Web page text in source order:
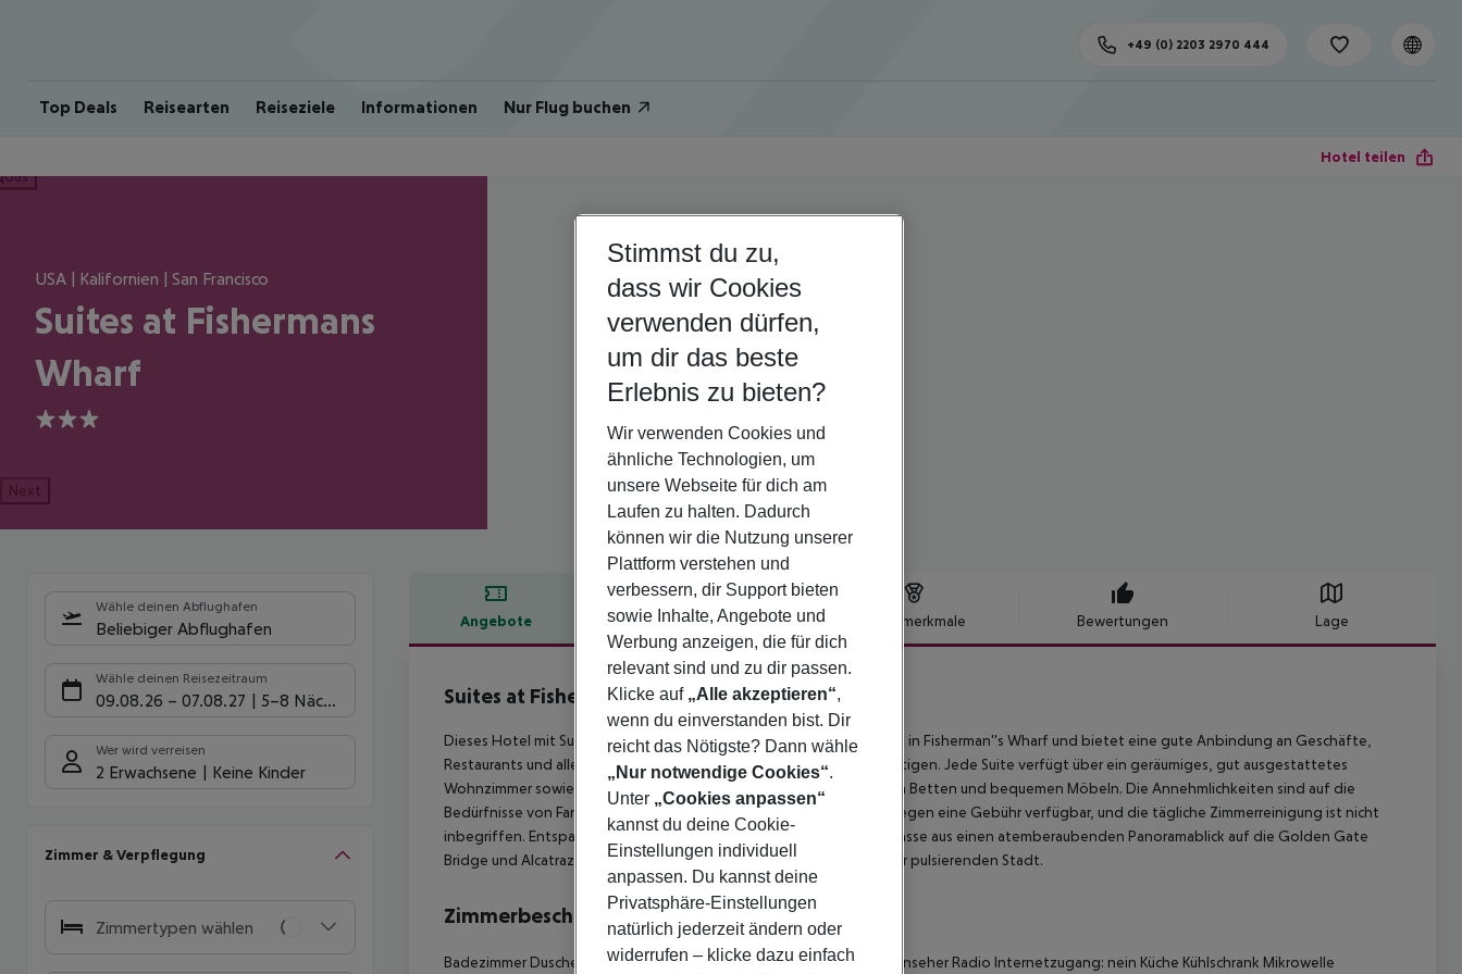
Top Deals Reisearten Reiseziele Informationen Nur Flug buchen
+49 (0) 2203 2970 444
Hotel teilen
USA | Kalifornien | San Francisco
Suites at Fishermans
Wharf
3
Next
Wähle deinen Abflughafen
Beliebiger Abflughafen
Wähle deinen Reisezeitraum
09.08.26 – 07.08.27 5-8 Nächte
Wer wird verreisen
2 Erwachsene Keine Kinder
Zimmer & Verpflegung
Zimmertypen wählen
Angebote Hotelbeschreibung Hotelmerkmale Bewertungen Lage
Hotelbeschreibung
Suites at Fishermans Wharf
3
Dieses Hotel mit Suiten liegt neben der Cable Car in der Hyde Street in Fisherman''s Wharf und bietet eine gute Anbindung an Geschäfte,
Restaurants und alles, was Sie für einen unvergesslichen Urlaub benötigen. Jede Suite verfügt über ein geräumiges, gut ausgestattetes
Wohnzimmer sowie ein oder zwei separate Schlafzimmer mit weichen Betten und bequemen Möbeln. Die Annehmlichkeiten sind auf die
Bedürfnisse von Familien zugeschnitten. Parkplätze am Hotel sind gegen eine Gebühr verfügbar, und die tägliche Zimmerreinigung ist nicht
inbegriffen. Entspannen Sie sich und genießen Sie von der Dachterrasse aus einen atemberaubenden Panoramablick auf die Golden Gate
Bridge und Alcatraz Island und tauchen Sie ein in die Schönheit dieser pulsierenden Stadt.
Zimmerbeschreibung
Badezimmer Dusche Badewanne Haartrockner Direktwahltelefon Fernseher Radio Internetzugang: nein Küche Kühlschrank Mikrowelle
Stimmst du zu,
dass wir Cookies
verwenden dürfen,
um dir das beste
Erlebnis zu bieten?
Wir verwenden Cookies und
ähnliche Technologien, um
unsere Webseite für dich am
Laufen zu halten. Dadurch
können wir die Nutzung unserer
Plattform verstehen und
verbessern, dir Support bieten
sowie Inhalte, Angebote und
Werbung anzeigen, die für dich
relevant sind und zu dir passen.
Klicke auf „Alle akzeptieren“,
wenn du einverstanden bist. Dir
reicht das Nötigste? Dann wähle
„Nur notwendige Cookies“.
Unter „Cookies anpassen“
kannst du deine Cookie-
Einstellungen individuell
anpassen. Du kannst deine
Privatsphäre-Einstellungen
natürlich jederzeit ändern oder
widerrufen – klicke dazu einfach